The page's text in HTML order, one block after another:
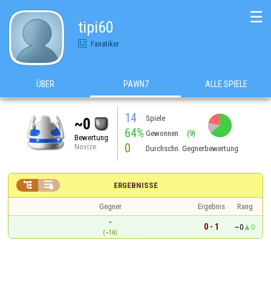
tipi60
Fanatiker
☰
ÜBER PAWN7 ALLE SPIELE
~0
Bewertung
Novize
14 Spiele
64% Gewonnen (9)
0 Durchschn. Gegnerbewertung
ERGEBNISSE
 
Gegner Ergebnis
Rang
-
(~16)
0 - 1 ~0 0